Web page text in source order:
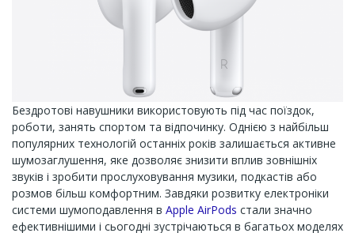
Бездротові навушники використовують під час поїздок,
роботи, занять спортом та відпочинку. Однією з найбільш
популярних технологій останніх років залишається активне
шумозаглушення, яке дозволяє знизити вплив зовнішніх
звуків і зробити прослуховування музики, подкастів або
розмов більш комфортним. Завдяки розвитку електроніки
системи шумоподавлення в Apple AirPods стали значно
ефективнішими і сьогодні зустрічаються в багатьох моделях